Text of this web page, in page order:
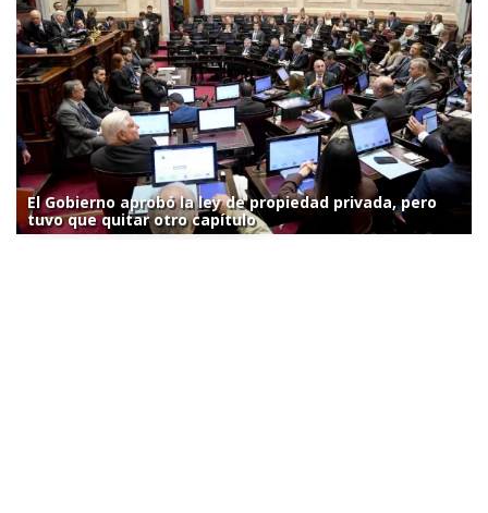
El Gobierno aprobó la ley de propiedad privada, pero
tuvo que quitar otro capítulo